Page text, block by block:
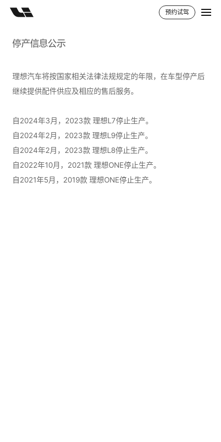
预约试驾
停产信息公示
理想汽车将按国家相关法律法规规定的年限，在车型停产后
继续提供配件供应及相应的售后服务。
自2024年3月，2023款 理想L7停止生产。
自2024年2月，2023款 理想L9停止生产。
自2024年2月，2023款 理想L8停止生产。
自2022年10月，2021款 理想ONE停止生产。
自2021年5月，2019款 理想ONE停止生产。